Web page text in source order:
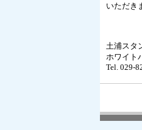
いただき
土浦スタ
ホワイト
Tel. 029-